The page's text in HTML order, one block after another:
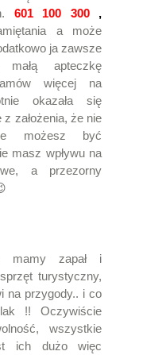
601 100 300 ,
a może
ja zawsze
apteczkę
więcej na
okazała się
założenia, że nie
możesz być
masz wpływu na
a przezorny
mamy zapał i
turystyczny,
na przygody.. i co
!! Oczywiście
wszystkie
ich dużo więc